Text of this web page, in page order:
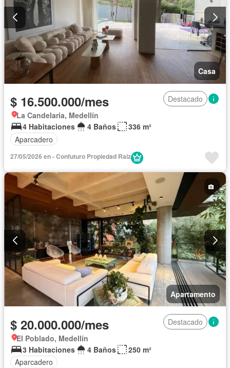
Casa
$ 16.500.000/mes
Destacado
La Candelaria, Medellín
4 Habitaciones
4 Baños
336 m²
Aparcadero
27/05/2026 en - Confuturo Propiedad Raiz
Apartamento
$ 20.000.000/mes
Destacado
El Poblado, Medellín
3 Habitaciones
4 Baños
250 m²
Aparcadero